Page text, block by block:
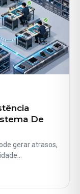
De
gerar atrasos,